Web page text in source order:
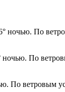
ночью. По
По
По ветровым